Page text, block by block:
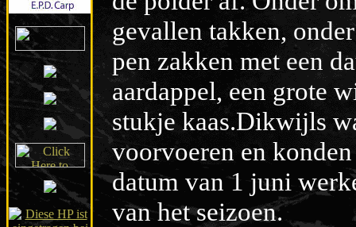
gevallen takken,
pen zakken met een
aardappel, een grote
stukje kaas.Dikwijls
voorvoeren en
datum van 1 juni
van het seizoen.